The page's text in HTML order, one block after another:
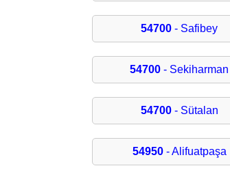
54700 - Safibey
54700 - Sekiharman
54700- Sütalan
54950- Alifuatpaşa